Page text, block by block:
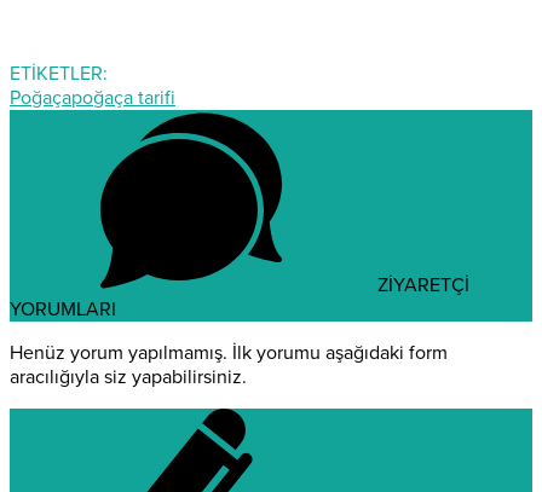
ETİKETLER:
Poğaçapoğaça tarifi
ZİYARETÇİ
YORUMLARI
Henüz yorum yapılmamış. İlk yorumu aşağıdaki form
aracılığıyla siz yapabilirsiniz.